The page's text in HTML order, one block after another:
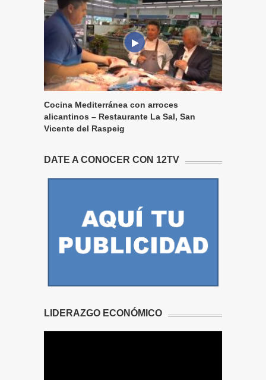
Cocina Mediterránea con arroces
alicantinos – Restaurante La Sal, San
Vicente del Raspeig
DATE A CONOCER CON 12TV
LIDERAZGO ECONÓMICO